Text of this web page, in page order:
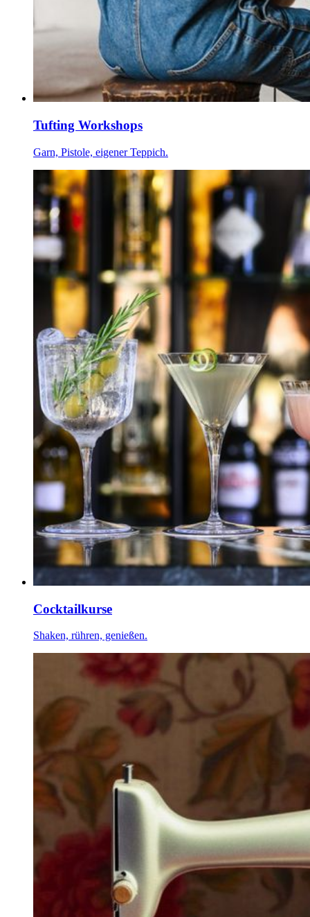
Tufting Workshops
Garn, Pistole, eigener Teppich.
Cocktailkurse
Shaken, rühren, genießen.